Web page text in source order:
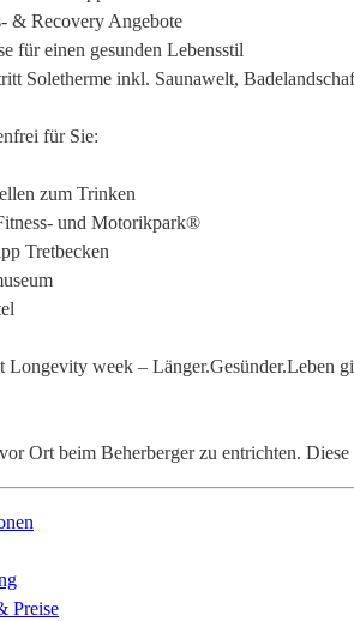
& Recovery Angebote
für einen gesunden Lebensstil
Soletherme inkl. Saunawelt,
für Sie:
zum Trinken
und Motorikpark®
Tretbecken
Longevity week – Länger.Gesünder.Leben
Ort beim Beherberger zu entrichten.
Preise